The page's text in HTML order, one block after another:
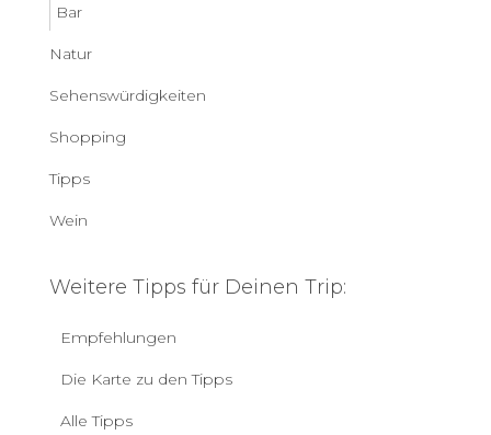
Bar
Natur
Sehenswürdigkeiten
Shopping
Tipps
Wein
Weitere Tipps für Deinen Trip:
Empfehlungen
Die Karte zu den Tipps
Alle Tipps